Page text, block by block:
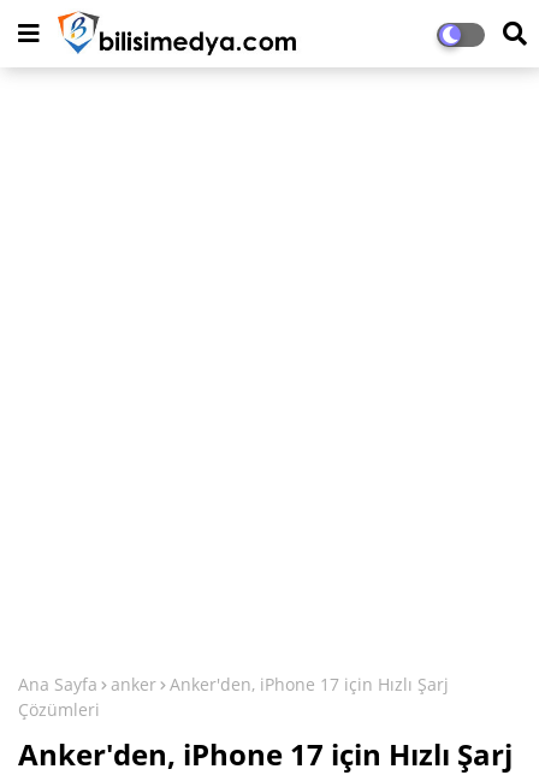
Ana Sayfa anker Anker'den, iPhone 17 için Hızlı Şarj
Çözümleri
Anker'den, iPhone 17 için Hızlı Şarj